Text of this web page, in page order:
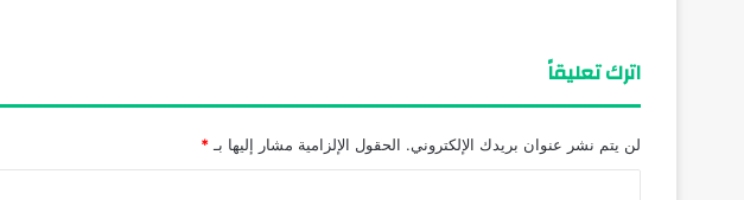
اترك تعليقاً
لن يتم نشر عنوان بريدك الإلكتروني. الحقول الإلزامية مشار إليها بـ *